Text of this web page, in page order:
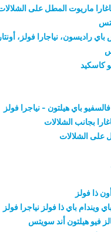
ماريوت المطل على
راديسون، نياجارا فولز،
كاسكيد
باي هيلتون - نياجرا فولز
بجانب الشلالات
الشلالات
ذا فولز
ويندام باي ذا فولز نياجرا فولز
فيو هيلتون أند سويتس